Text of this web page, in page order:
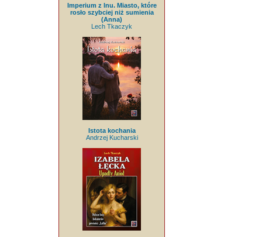
Imperium z lnu. Miasto, które
rosło szybciej niż sumienia
(Anna)
Lech Tkaczyk
Istota kochania
Andrzej Kucharski